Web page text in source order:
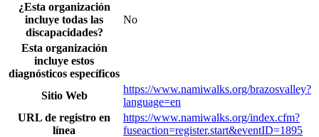
¿Esta organización
incluye todas las
discapacidades?
No
Esta organización
incluye estos
diagnósticos específicos
Sitio Web
https://www.namiwalks.org/brazosvalley?
language=en
URL de registro en
línea
https://www.namiwalks.org/index.cfm?
fuseaction=register.start&eventID=1895